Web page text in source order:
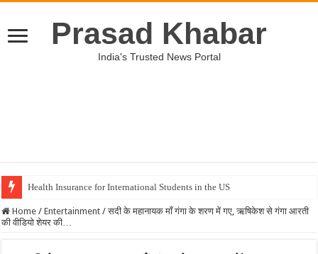
Prasad Khabar
India's Trusted News Portal
Health Insurance for International Students in the US
Home / Entertainment / सदी के महानायक माँ गंगा के शरण में गए, ऋषिकेश से गंगा आरती
की वीडियो शेयर की…